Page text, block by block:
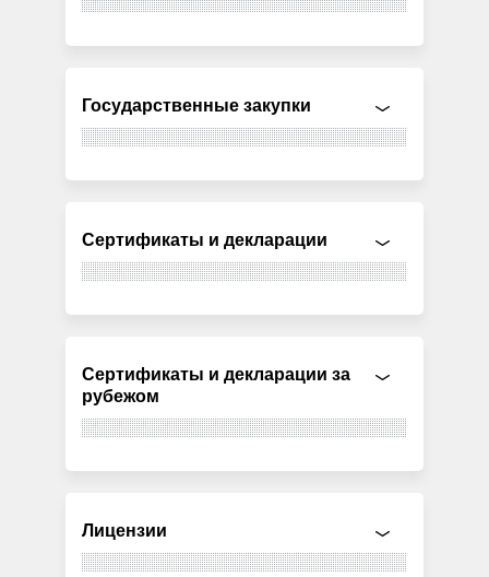
Государственные закупки
Сертификаты и декларации
Сертификаты и декларации за
рубежом
Лицензии